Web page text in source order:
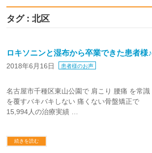
タグ : 北区
ロキソニンと湿布から卒業できた患者様♪
2018年6月16日 患者様のお声
名古屋市千種区東山公園で 肩こり 腰痛 を常識
を覆すバキバキしない 痛くない骨盤矯正で
15,994人の治療実績 …
続きを読む